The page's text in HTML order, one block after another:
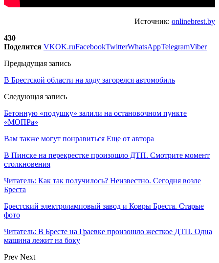
Источник: onlinebrest.by
430
Поделится VKOK.ruFacebookTwitterWhatsAppTelegramViber
Предыдущая запись
В Брестской области на ходу загорелся автомобиль
Следующая запись
Бетонную «подушку» залили на остановочном пункте
«МОПРа»
Вам также могут понравиться Еще от автора
В Пинске на перекрестке произошло ДТП. Смотрите момент
столкновения
Читатель: Как так получилось? Неизвестно. Сегодня возле
Бреста
Брестский электроламповый завод и Ковры Бреста. Старые
фото
Читатель: В Бресте на Граевке произошло жесткое ДТП. Одна
машина лежит на боку
Prev Next